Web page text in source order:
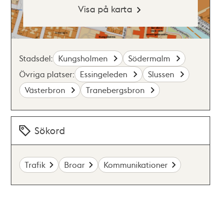
Visa på karta
Stadsdel: Kungsholmen
Södermalm
Övriga platser: Essingeleden
Slussen
Västerbron
Tranebergsbron
Sökord
Trafik Broar Kommunikationer